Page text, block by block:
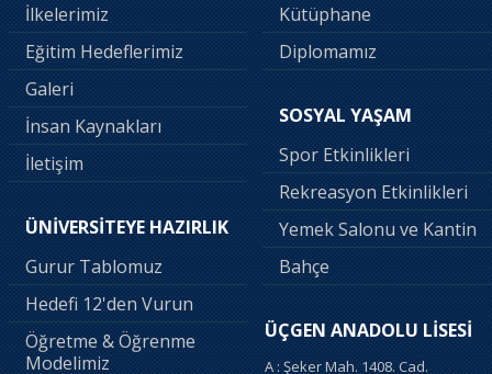
İlkelerimiz
Eğitim Hedeflerimiz
Galeri
İnsan Kaynakları
İletişim
ÜNİVERSİTEYE HAZIRLIK
Gurur Tablomuz
Hedefi 12'den Vurun
Öğretme & Öğrenme
Modelimiz
Kütüphane
Diplomamız
SOSYAL YAŞAM
Spor Etkinlikleri
Rekreasyon Etkinlikleri
Yemek Salonu ve Kantin
Bahçe
ÜÇGEN ANADOLU LİSESİ
A : Şeker Mah. 1408. Cad.